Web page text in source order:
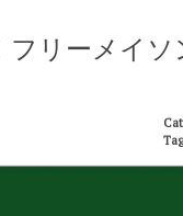
リーメイソ